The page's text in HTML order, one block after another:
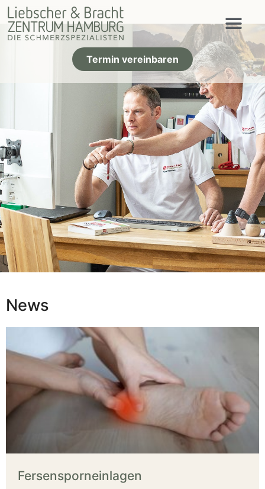
Termin vereinbaren
News
Fersensporneinlagen